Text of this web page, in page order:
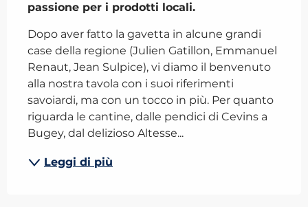
passione per i prodotti locali.
Dopo aver fatto la gavetta in alcune grandi
case della regione (Julien Gatillon, Emmanuel
Renaut, Jean Sulpice), vi diamo il benvenuto
alla nostra tavola con i suoi riferimenti
savoiardi, ma con un tocco in più. Per quanto
riguarda le cantine, dalle pendici di Cevins a
Bugey, dal delizioso Altesse...
Leggi di più